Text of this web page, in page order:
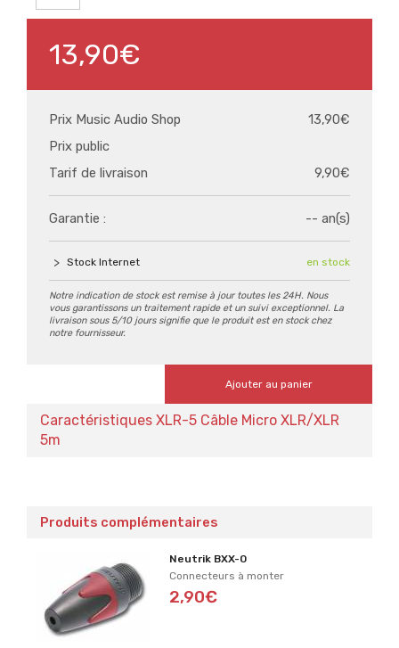
13,90€
Prix Music Audio Shop
13,90€
Prix public
Tarif de livraison
9,90€
Garantie : -- an(s)
Stock Internet en stock
Notre indication de stock est remise à jour toutes les 24H. Nous
vous garantissons un traitement rapide et un suivi exceptionnel. La
livraison sous 5/10 jours signifie que le produit est en stock chez
notre fournisseur.
Ajouter au panier
Caractéristiques XLR-5 Câble Micro XLR/XLR
5m
Produits complémentaires
Neutrik BXX-0
Connecteurs à monter
2,90€